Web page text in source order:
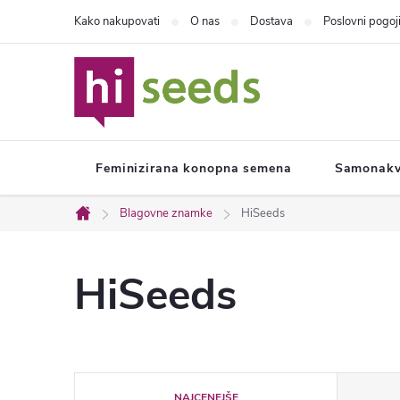
Kako nakupovati O nas Dostava Poslovni pogoji
Feminizirana konopna semena
Domača
Blagovne znamke HiSeeds
HiSeeds